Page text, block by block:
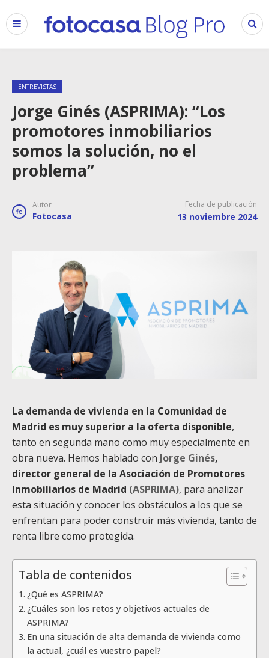
ENTREVISTAS
Jorge Ginés (ASPRIMA): “Los
promotores inmobiliarios
somos la solución, no el
problema”
Autor
Fotocasa
Fecha de publicación
13 noviembre 2024
La demanda de vivienda en la Comunidad de
Madrid es muy superior a la oferta disponible,
tanto en segunda mano como muy especialmente en
obra nueva. Hemos hablado con Jorge Ginés,
director general de la Asociación de Promotores
Inmobiliarios de Madrid (ASPRIMA), para analizar
esta situación y conocer los obstáculos a los que se
enfrentan para poder construir más vivienda, tanto de
renta libre como protegida.
Tabla de contenidos
¿Qué es ASPRIMA?
¿Cuáles son los retos y objetivos actuales de
ASPRIMA?
En una situación de alta demanda de vivienda como
la actual, ¿cuál es vuestro papel?